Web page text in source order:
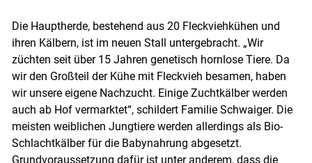
Die Hauptherde, bestehend aus 20 Fleckviehkühen und
ihren Kälbern, ist im neuen Stall untergebracht. „Wir
züchten seit über 15 Jahren genetisch hornlose Tiere. Da
wir den Großteil der Kühe mit Fleckvieh besamen, haben
wir unsere eigene Nachzucht. Einige Zuchtkälber werden
auch ab Hof vermarktet“, schildert Familie Schwaiger. Die
meisten weiblichen Jungtiere werden allerdings als Bio-
Schlachtkälber für die Babynahrung abgesetzt.
Grundvoraussetzung dafür ist unter anderem, dass die